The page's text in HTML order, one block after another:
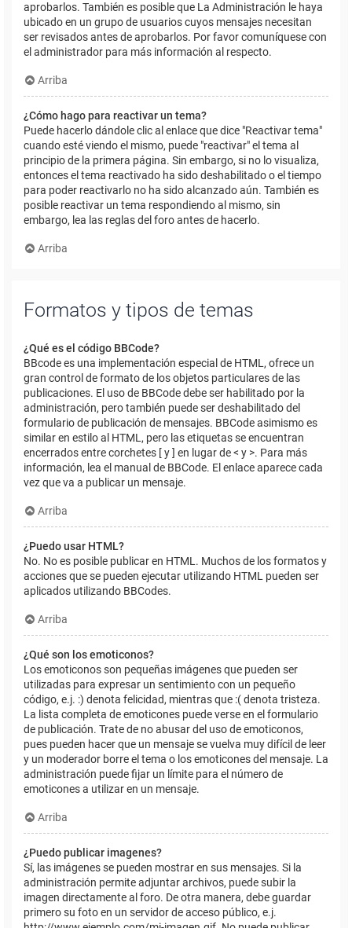
aprobarlos. También es posible que La Administración le haya
ubicado en un grupo de usuarios cuyos mensajes necesitan
ser revisados antes de aprobarlos. Por favor comuníquese con
el administrador para más información al respecto.
Arriba
¿Cómo hago para reactivar un tema?
Puede hacerlo dándole clic al enlace que dice "Reactivar tema"
cuando esté viendo el mismo, puede "reactivar" el tema al
principio de la primera página. Sin embargo, si no lo visualiza,
entonces el tema reactivado ha sido deshabilitado o el tiempo
para poder reactivarlo no ha sido alcanzado aún. También es
posible reactivar un tema respondiendo al mismo, sin
embargo, lea las reglas del foro antes de hacerlo.
Arriba
Formatos y tipos de temas
¿Qué es el código BBCode?
BBcode es una implementación especial de HTML, ofrece un
gran control de formato de los objetos particulares de las
publicaciones. El uso de BBCode debe ser habilitado por la
administración, pero también puede ser deshabilitado del
formulario de publicación de mensajes. BBCode asimismo es
similar en estilo al HTML, pero las etiquetas se encuentran
encerrados entre corchetes [ y ] en lugar de < y >. Para más
información, lea el manual de BBCode. El enlace aparece cada
vez que va a publicar un mensaje.
Arriba
¿Puedo usar HTML?
No. No es posible publicar en HTML. Muchos de los formatos y
acciones que se pueden ejecutar utilizando HTML pueden ser
aplicados utilizando BBCodes.
Arriba
¿Qué son los emoticonos?
Los emoticonos son pequeñas imágenes que pueden ser
utilizadas para expresar un sentimiento con un pequeño
código, e.j. :) denota felicidad, mientras que :( denota tristeza.
La lista completa de emoticones puede verse en el formulario
de publicación. Trate de no abusar del uso de emoticonos,
pues pueden hacer que un mensaje se vuelva muy difícil de leer
y un moderador borre el tema o los emoticones del mensaje. La
administración puede fijar un límite para el número de
emoticones a utilizar en un mensaje.
Arriba
¿Puedo publicar imagenes?
Sí, las imágenes se pueden mostrar en sus mensajes. Si la
administración permite adjuntar archivos, puede subir la
imagen directamente al foro. De otra manera, debe guardar
primero su foto en un servidor de acceso público, e.j.